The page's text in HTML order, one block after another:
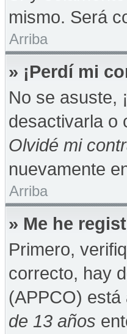
mismo. Será
Arriba
» ¡Perdí mi
No se asuste,
desactivarla o
Olvidé mi
nuevamente
Arriba
» Me he
Primero,
correcto, hay
(APPCO)
de 13 años